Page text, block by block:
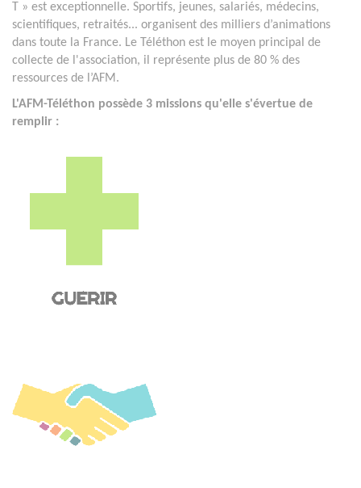
T » est exceptionnelle. Sportifs, jeunes, salariés, médecins,
scientifiques, retraités... organisent des milliers d’animations
dans toute la France. Le Téléthon est le moyen principal de
collecte de l'association, il représente plus de 80 % des
ressources de l’AFM.
L'AFM-Téléthon possède 3 missions qu'elle s'évertue de
remplir :